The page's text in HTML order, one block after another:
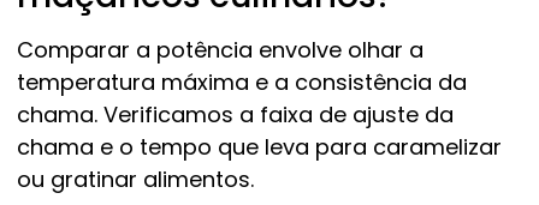
Comparar a potência envolve olhar a
temperatura máxima e a consistência da
chama. Verificamos a faixa de ajuste da
chama e o tempo que leva para caramelizar
ou gratinar alimentos.